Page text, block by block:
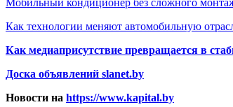
Как технологии меняют автомобильную
Как медиаприсутствие превращается в
Доска объявлений slanet.by
Новости на https://www.kapital.by